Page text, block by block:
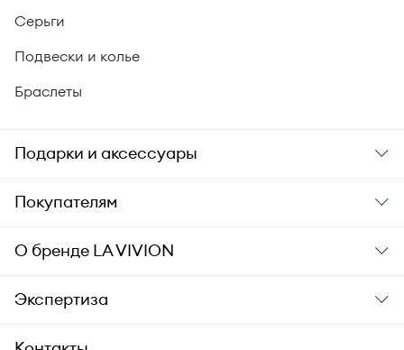
Серьги
Подвески и колье
Браслеты
Подарки и аксессуары
Подарки
Уход за украшениями
Аксессуары
Покупателям
Заказ и оплата
Гарантия подлинности
О бренде LA VIVION
О компании
Экспертиза
Академия LA VIVION